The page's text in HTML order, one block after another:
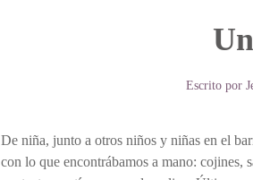
Escrito por
De niña, junto a otros niños y niñas en el
con lo que encontrábamos a mano: cojines,